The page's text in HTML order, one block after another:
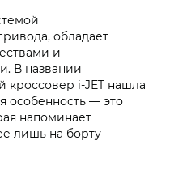
обладает
и
В названии
кроссовер i‑JET нашла
особенность — это
напоминает
лишь на борту